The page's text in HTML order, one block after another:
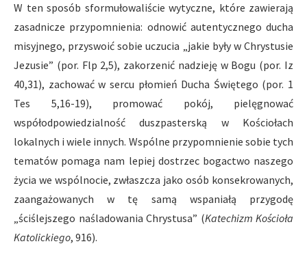
W ten sposób sformułowaliście wytyczne, które zawierają
zasadnicze przypomnienia: odnowić autentycznego ducha
misyjnego, przyswoić sobie uczucia „jakie były w Chrystusie
Jezusie” (por. Flp 2,5), zakorzenić nadzieję w Bogu (por. Iz
40,31), zachować w sercu płomień Ducha Świętego (por. 1
Tes 5,16-19), promować pokój, pielęgnować
współodpowiedzialność duszpasterską w Kościołach
lokalnych i wiele innych. Wspólne przypomnienie sobie tych
tematów pomaga nam lepiej dostrzec bogactwo naszego
życia we wspólnocie, zwłaszcza jako osób konsekrowanych,
zaangażowanych w tę samą wspaniałą przygodę
„ściślejszego naśladowania Chrystusa” (Katechizm Kościoła
Katolickiego, 916).